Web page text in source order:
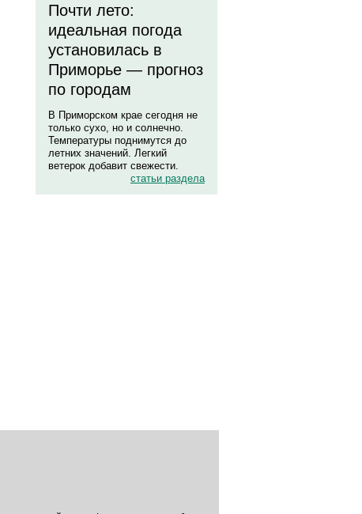
Почти лето:
идеальная погода
установилась в
Приморье — прогноз
по городам
В Приморском крае сегодня не
только сухо, но и солнечно.
Температуры поднимутся до
летних значений. Легкий
ветерок добавит свежести.
статьи раздела